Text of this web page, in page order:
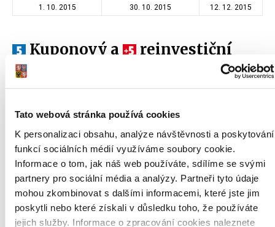
Tato webová stránka používá cookies
K personalizaci obsahu, analýze návštěvnosti a poskytování
funkcí sociálních médií využíváme soubory cookie.
Informace o tom, jak náš web používáte, sdílíme se svými
partnery pro sociální média a analýzy. Partneři tyto údaje
mohou zkombinovat s dalšími informacemi, které jste jim
poskytli nebo které získali v důsledku toho, že používáte
jejich služby. Informace o zpracování cookies naleznete
1. 10. 2015
30. 10. 2015 12. 12. 2015
Kuponový a
reinvestiční
spořicí státní dluhopis
předčasně splaceny po jednom roce držby. O předčasné splacení
splaceny k 12. 12. 2014. Při předčasném splaceníbude vyplacen
taképoměrný výnos dluhopisu za poslední výnosové období.
Vzhledem k tomu, že výnos dluhopisu s každým dalším
výnosovým obdobím narůstá, je výhodné držet dluhopisy co
nejdéle.